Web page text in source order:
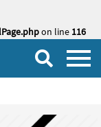
on line 116